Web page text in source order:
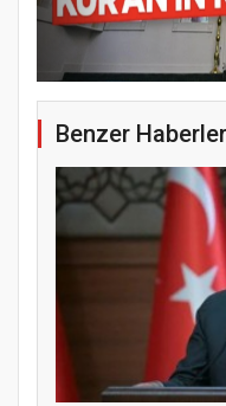
Samsun
Benzer Haberler